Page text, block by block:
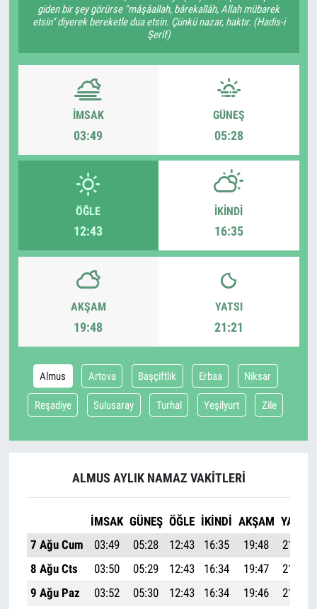
giden bir şey görürse "mâşâallah, bârekallâh, Allah mübarek
etsin" diyerek bereketle dua etsin. Çünkü nazar, haktır. (Hadis-i
Şerif)
İMSAK
03:49
GÜNEŞ
05:28
ÖĞLE
12:43
İKINDI
16:35
AKŞAM
19:48
YATSI
21:21
Almus Artova Başçiftlik Erbaa Niksar
Reşadiye Sulusaray Turhal Yeşilyurt Zile
ALMUS AYLIK NAMAZ VAKITLERI
İMSAK GÜNEŞ ÖĞLE İKINDI AKŞAM YATSI
7 Ağu Cum
03:49 05:28 12:43 16:35 19:48
21:21
8 Ağu Cts
03:50 05:29 12:43 16:34 19:47
21:19
9 Ağu Paz
03:52 05:30 12:43 16:34 19:46
21:18